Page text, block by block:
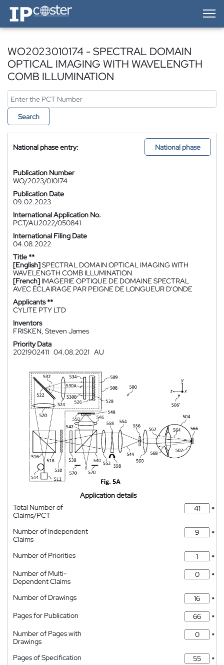
IP-Coster — Home
WO2023010174 - SPECTRAL DOMAIN
OPTICAL IMAGING WITH WAVELENGTH
COMB ILLUMINATION
Search
National phase entry: National phase
Publication Number
WO/2023/010174
Publication Date
09.02.2023
International Application No.
PCT/AU2022/050841
International Filing Date
04.08.2022
Title **
[English]SPECTRAL DOMAIN OPTICAL IMAGING WITH
WAVELENGTH COMB ILLUMINATION
[French] IMAGERIE OPTIQUE DE DOMAINE SPECTRAL
AVEC ÉCLAIRAGE PAR PEIGNE DE LONGUEUR D'ONDE
Applicants **
CYLITE PTY LTD
Inventors
FRISKEN, Steven James
Priority Data
2021902411 04.08.2021 AU
Application details
Total Number of
Claims/PCT
*
Number of Independent
Claims
*
Number of Priorities
*
Number of Multi-
Dependent Claims
*
Number of Drawings
*
Pages for Publication
*
Number of Pages with
Drawings
*
Pages of Specification
*